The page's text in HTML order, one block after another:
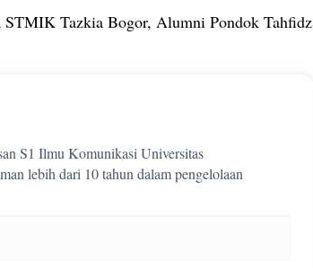
Tazkia Bogor, Alumni Pondok Tahfidz
S1 Ilmu Komunikasi Universitas
lebih dari 10 tahun dalam pengelolaan